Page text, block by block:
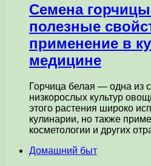
Семена
полезные
применение в
медицине
Горчица белая — одна из
низкорослых культур
этого растения широко
кулинарии, но также
косметологии и других
Домашний быт